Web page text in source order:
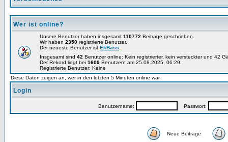
Wer ist online?
Unsere Benutzer haben insgesamt 110772 Beiträge geschrieben.
Wir haben 2350 registrierte Benutzer.
Der neueste Benutzer ist EkBass
Insgesamt sind 42 Benutzer online: Kein registrierter, kein versteckter und 42
Der Rekord liegt bei 1609 Benutzern am 25.08.2025, 06:29.
Registrierte Benutzer: Keine
Diese Daten zeigen an, wer in den letzten 5 Minuten online war.
Login
Benutzername: Passwort:
Neue Beiträge